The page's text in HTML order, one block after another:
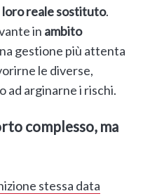
loro reale sostituto.
in ambito
gestione più attenta
le diverse,
ad arginarne i rischi.
complesso, ma
stessa data